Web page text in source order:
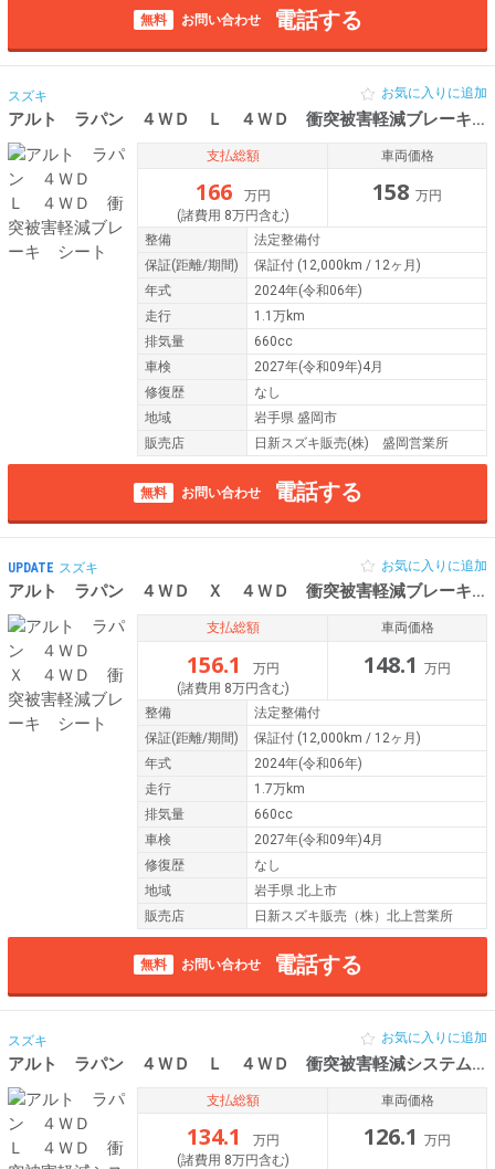
無料 お問い合わせ 電話する
スズキ
アルト ラパン ４ＷＤ Ｌ ４ＷＤ 衝突被害軽減ブレーキ シート
お気に入りに追加
支払総額
166
万円
(諸費用 8万円含む)
車両価格
158 万円
整備
法定整備付
保証(距離/期間) 保証付 (12,000km / 12ヶ月)
年式
2024年(令和06年)
走行
1.1万km
排気量
660cc
車検
2027年(令和09年)4月
修復歴
なし
地域
岩手県 盛岡市
販売店
日新スズキ販売(株) 盛岡営業所
無料 お問い合わせ 電話する
UPDATE スズキ
アルト ラパン ４ＷＤ Ｘ ４ＷＤ 衝突被害軽減ブレーキ シート
お気に入りに追加
支払総額
156.1
万円
(諸費用 8万円含む)
車両価格
148.1 万円
整備
法定整備付
保証(距離/期間) 保証付 (12,000km / 12ヶ月)
年式
2024年(令和06年)
走行
1.7万km
排気量
660cc
車検
2027年(令和09年)4月
修復歴
なし
地域
岩手県 北上市
販売店
日新スズキ販売（株）北上営業所
無料 お問い合わせ 電話する
スズキ
アルト ラパン ４ＷＤ Ｌ ４ＷＤ 衝突被害軽減システム シート
お気に入りに追加
支払総額
134.1
万円
(諸費用 8万円含む)
車両価格
126.1 万円